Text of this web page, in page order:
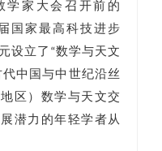
学家大会召开前的
国家最高科技进步
设立了“数学与天文
中国与中世纪沿丝
区）数学与天文交
潜力的年轻学者从